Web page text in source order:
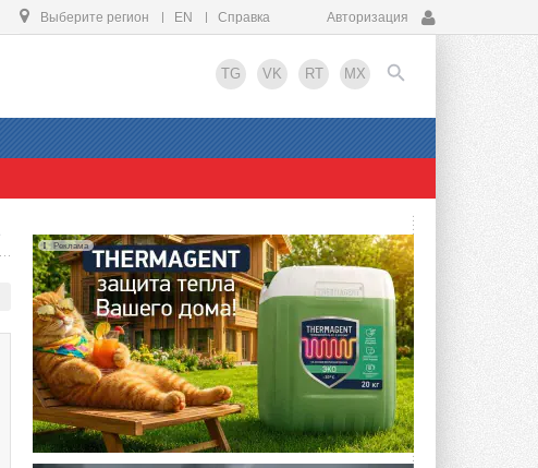
Выберите регион EN Справка Авторизация
TG VK RT MX
EN
Реклама